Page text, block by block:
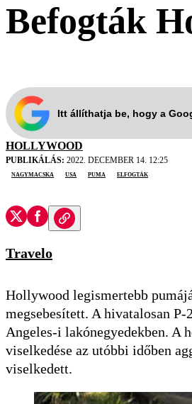
Befogták
Itt állíthatja be, hogy a
HOLLYWOOD
PUBLIKÁLÁS: 2022. DECEMBER 14. 12:25
nagymacska
USA puma elfogták
Travelo
Hollywood legismertebb
megsebesített. A hivatalosan
Angeles-i lakónegyedekben. A
viselkedése az utóbbi időben
viselkedett.